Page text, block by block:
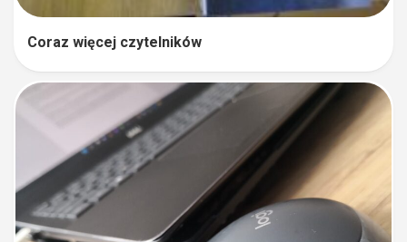
Coraz więcej czytelników